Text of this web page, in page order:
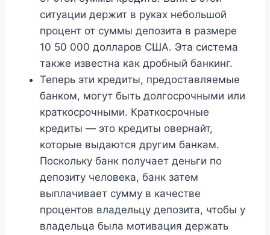
ситуации держит в руках небольшой
процент от суммы депозита в размере
10 50 000 долларов США. Эта система
также известна как дробный банкинг.
Теперь эти кредиты, предоставляемые
банком, могут быть долгосрочными или
краткосрочными. Краткосрочные
кредиты — это кредиты овернайт,
которые выдаются другим банкам.
Поскольку банк получает деньги по
депозиту человека, банк затем
выплачивает сумму в качестве
процентов владельцу депозита, чтобы у
владельца была мотивация держать